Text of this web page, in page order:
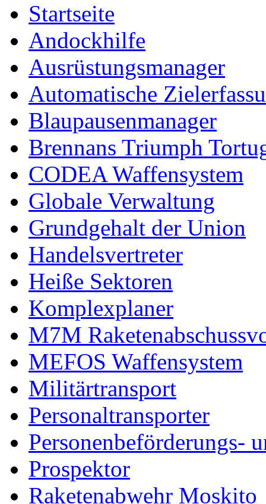
Startseite
Andockhilfe
Ausrüstungsmanager
Automatische
Blaupausenmanager
Brennans Triumph
CODEA Waffensystem
Globale Verwaltung
Grundgehalt der Union
Handelsvertreter
Heiße Sektoren
Komplexplaner
M7M
MEFOS Waffensystem
Militärtransport
Personaltransporter
Personenbeförderungs-
Prospektor
Raketenabwehr Moskito